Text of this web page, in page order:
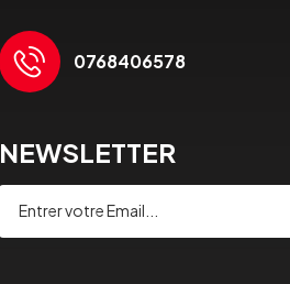
0768406578
NEWSLETTER